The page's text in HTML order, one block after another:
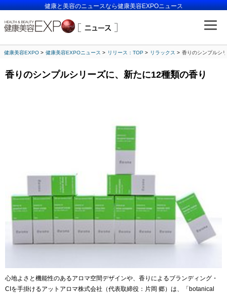
健康と美容のニュースなら健康美容EXPOニュース
健康美容EXPO 健康美容EXPOニュース リリース：TOP リラックス 香りのシンプルシ
香りのシンプルシリーズに、新たに12種類の香り
心地よさと機能性のあるアロマ空間デザインや、香りによるブランディング・
CIを手掛けるアットアロマ株式会社（代表取締役：片岡 郷）は、「botanical